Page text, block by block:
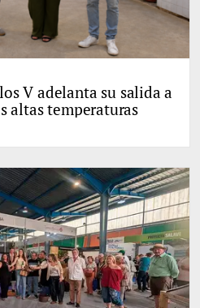
V adelanta su salida a
altas temperaturas